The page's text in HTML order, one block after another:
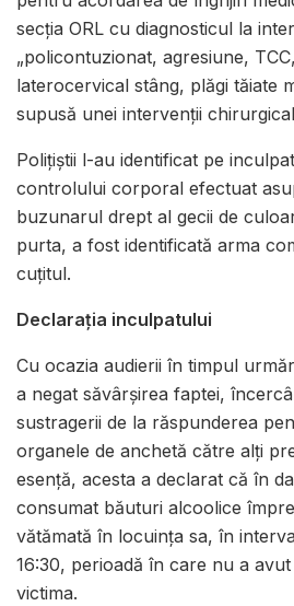
secția ORL cu diagnosticul la
„policontuzionat, agresiune,
laterocervical stâng, plăgi tăiate
supusă unei intervenții
Polițiștii l-au identificat pe
controlului corporal efectuat
buzunarul drept al gecii de
purta, a fost identificată arma
cuțitul.
Declarația inculpatului
Cu ocazia audierii în timpul
a negat săvârșirea faptei,
sustragerii de la răspunderea
organele de anchetă către alți
esență, acesta a declarat că în
consumat băuturi alcoolice
vătămată în locuința sa, în
16:30, perioadă în care nu a
victima.